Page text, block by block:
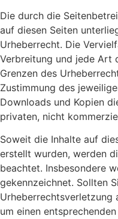
Die durch die
auf diesen Seiten
Urheberrecht. Die
Verbreitung und jede Art
Grenzen des
Zustimmung des
Downloads und Kopien
privaten, nicht
Soweit die Inhalte auf
erstellt wurden, werden
beachtet. Insbesondere
gekennzeichnet. Sollten
Urheberrechtsverletzung
um einen